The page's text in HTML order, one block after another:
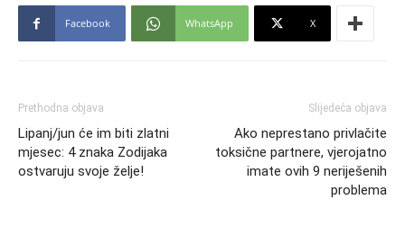
Facebook WhatsApp X
Prethodna objava
Lipanj/jun će im biti zlatni
mjesec: 4 znaka Zodijaka
ostvaruju svoje želje!
Slijedeća objava
Ako neprestano privlačite
toksične partnere, vjerojatno
imate ovih 9 neriješenih
problema